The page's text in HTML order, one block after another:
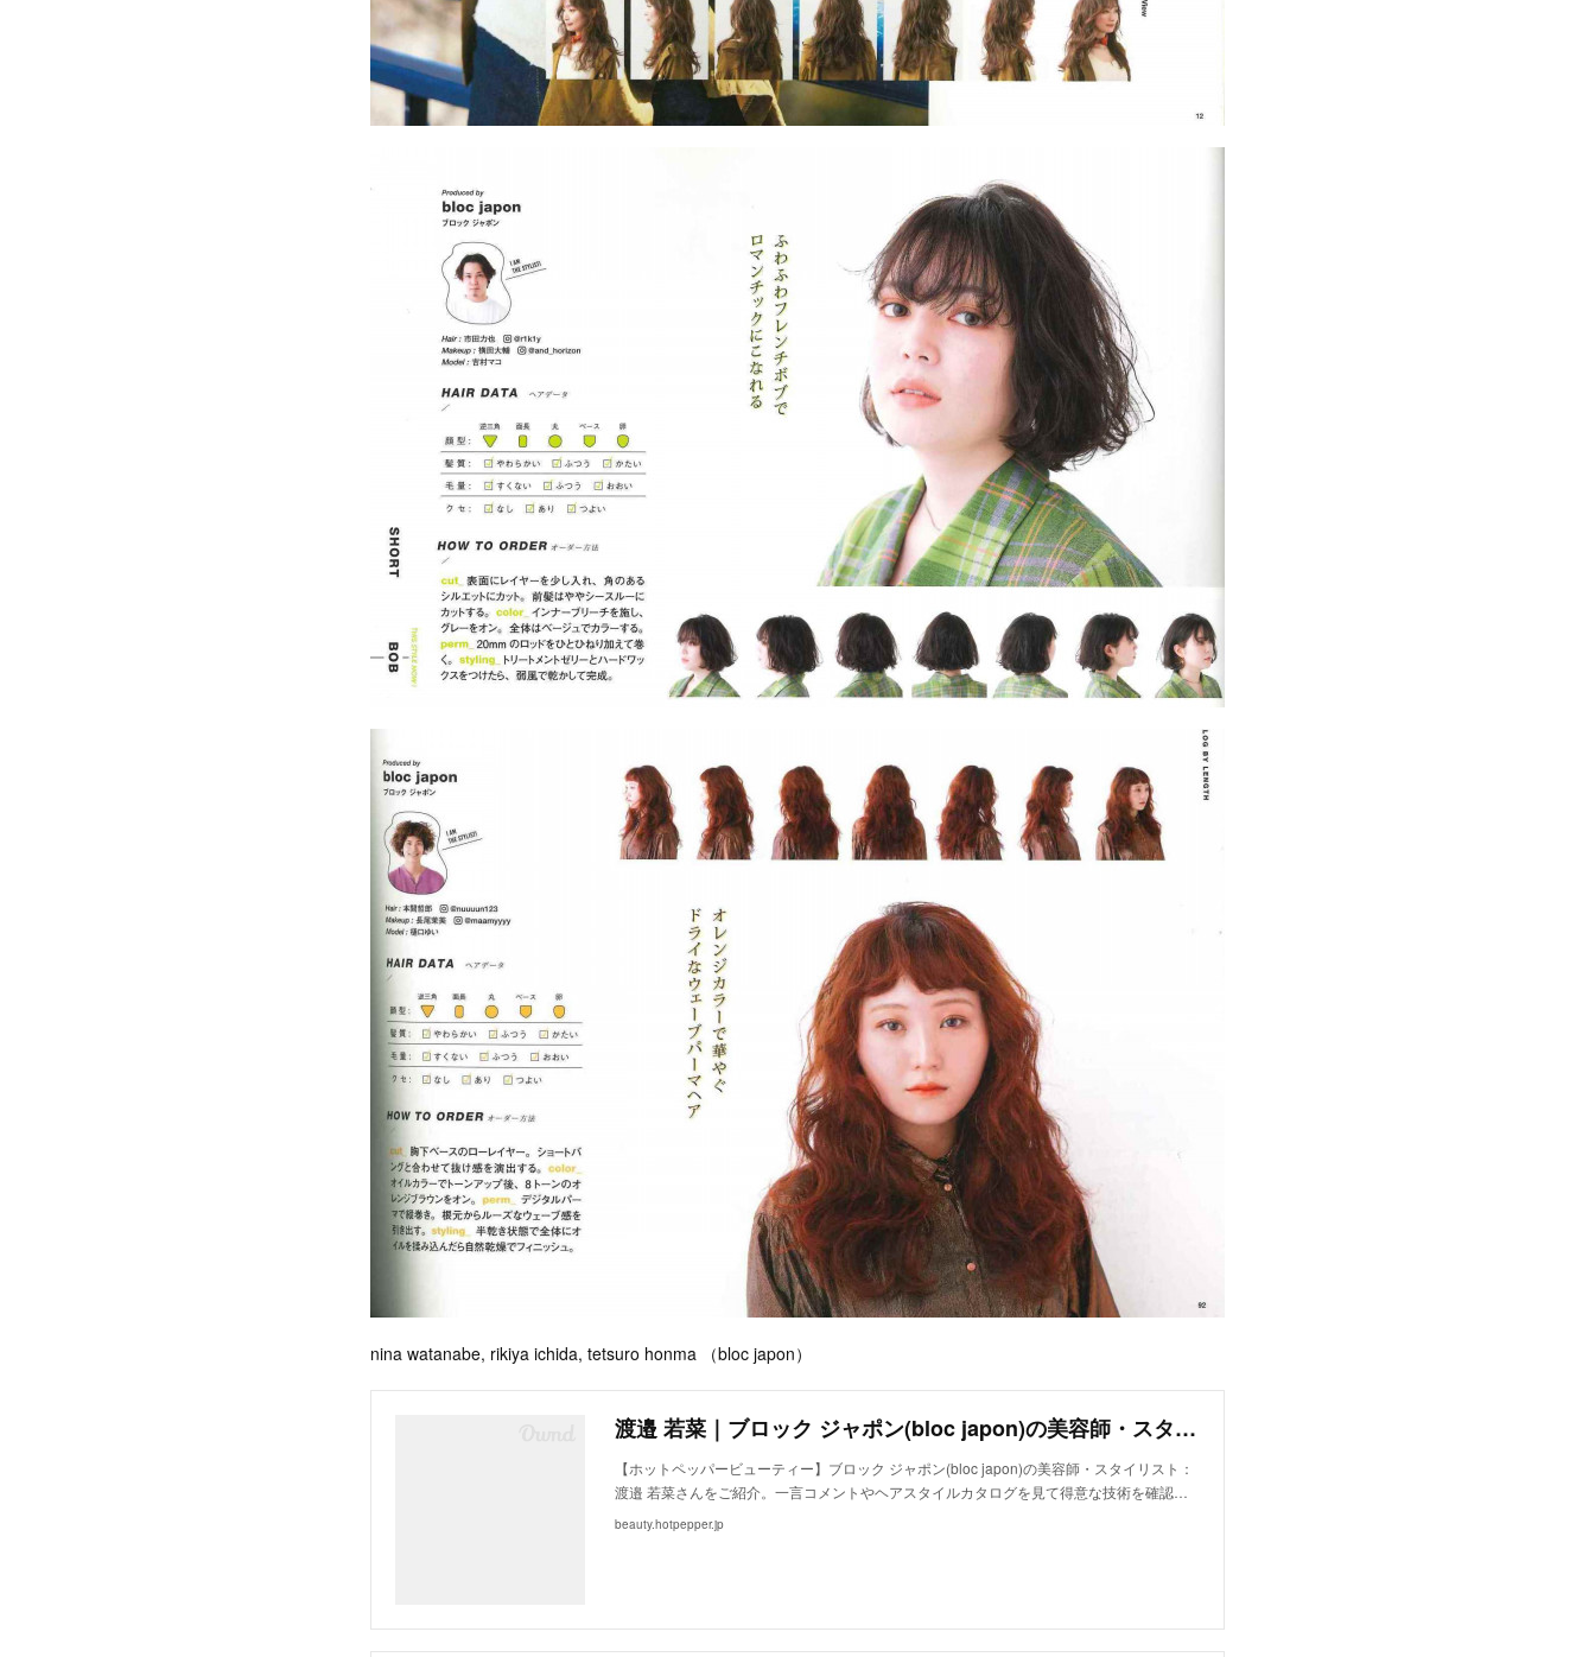
nina watanabe, rikiya ichida, tetsuro honma （bloc japon）
渡邉 若菜｜ブロック ジャポン(bloc japon)の美容師・スタイリスト｜ホットペッパービューティー
【ホットペッパービューティー】ブロック ジャポン(bloc japon)の美容師・スタイリスト：
渡邉 若菜さんをご紹介。一言コメントやヘアスタイルカタログを見て得意な技術を確認…
beauty.hotpepper.jp